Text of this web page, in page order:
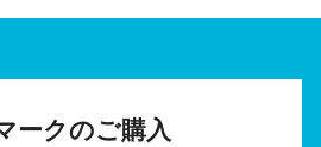
ークのご購入